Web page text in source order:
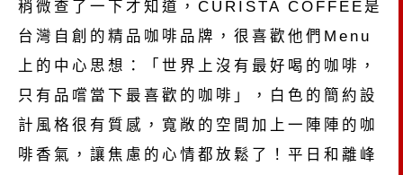
稍微查了一下才知道，CURISTA COFFEE是
台灣自創的精品咖啡品牌，很喜歡他們Menu
上的中心思想：「世界上沒有最好喝的咖啡，
只有品嚐當下最喜歡的咖啡」，白色的簡約設
計風格很有質感，寬敞的空間加上一陣陣的咖
啡香氣，讓焦慮的心情都放鬆了！平日和離峰